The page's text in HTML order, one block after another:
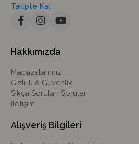
Takipte Kal
Hakkımızda
Mağazalarımız
Gizlilik & Güvenlik
Sıkça Sorulan Sorular
İletişim
Alışveriş Bilgileri